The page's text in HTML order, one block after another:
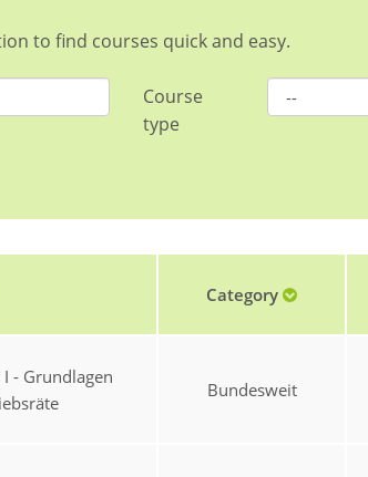
to find courses quick and easy.
Course
type
Category
- Grundlagen
Bundesweit